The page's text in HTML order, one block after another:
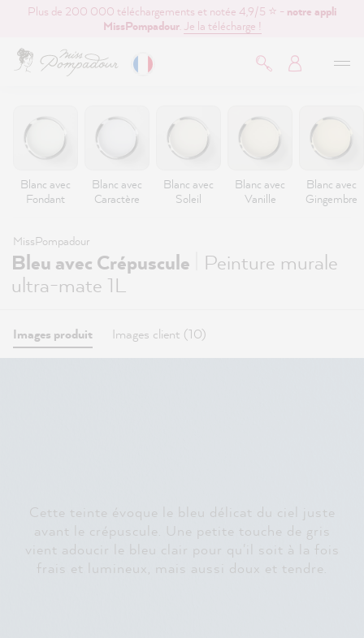
principal
Plus de 200 000 téléchargements et notée 4,9/5 ⭐ - notre appli
MissPompadour. Je la télécharge !
Blanc avec
Fondant
Blanc avec
Caractère
Blanc avec
Soleil
Blanc avec
Vanille
Blanc avec
Gingembre
MissPompadour
Bleu avec Crépuscule
Peinture murale
ultra-mate 1L
Images produit Images client (10)
Cette teinte évoque le bleu délicat du ciel juste
avant le crépuscule. Une petite touche de gris
vient adoucir le bleu clair pour qu'il soit à la fois
frais et lumineux, mais aussi doux et tendre.